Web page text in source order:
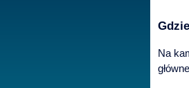
Na